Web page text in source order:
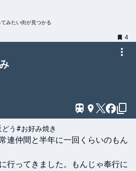
みたい街が見つかる
4
う #お好み焼き
連仲間と半年に一回くらいのもん
行ってきました。もんじゃ奉行に